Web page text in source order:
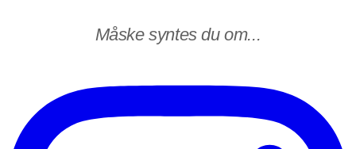
Måske syntes du om...